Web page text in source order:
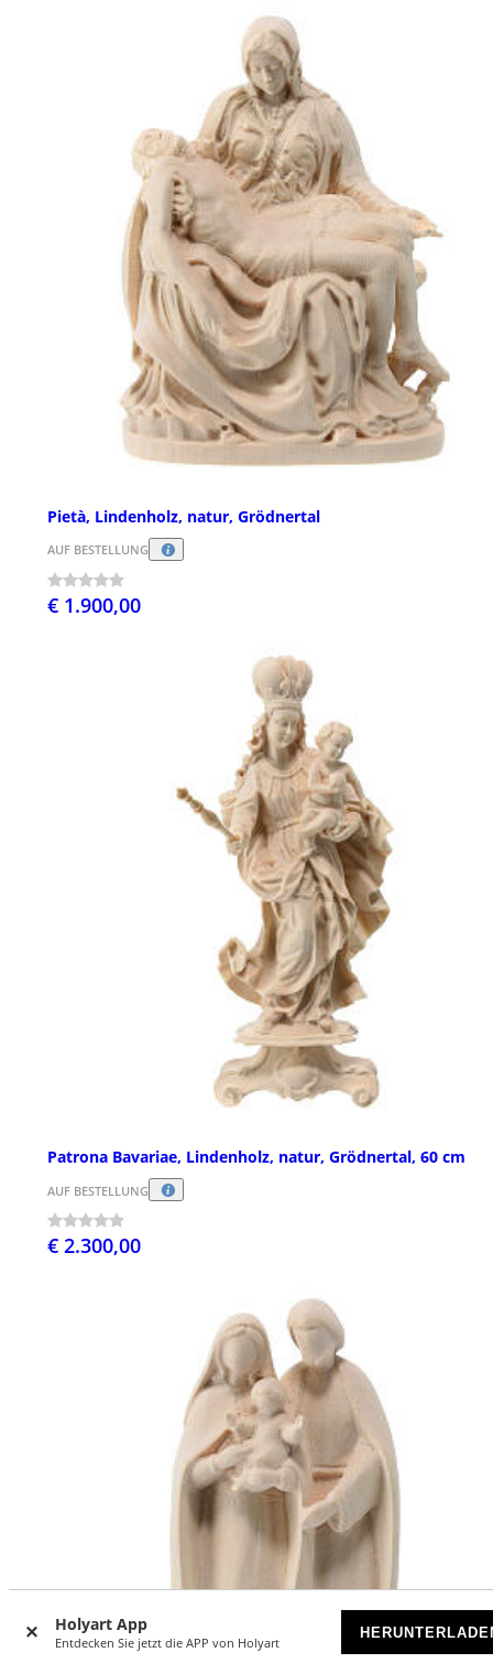
Holyart App
Entdecken Sie jetzt die APP von Holyart
Pietà, Lindenholz, natur, Grödnertal
AUF BESTELLUNG
€ 1.900,00
Patrona Bavariae, Lindenholz, natur, Grödnertal, 60 cm
AUF BESTELLUNG
€ 2.300,00